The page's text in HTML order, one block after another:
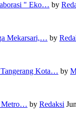
" Eko… by
Mekarsari,… by
Kota… by
Metro… by Redaksi